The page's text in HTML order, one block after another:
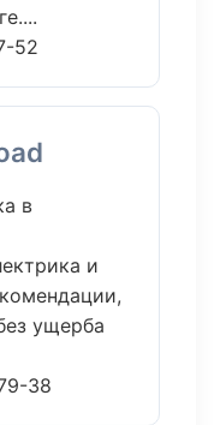
52
в
и
ущерба
38